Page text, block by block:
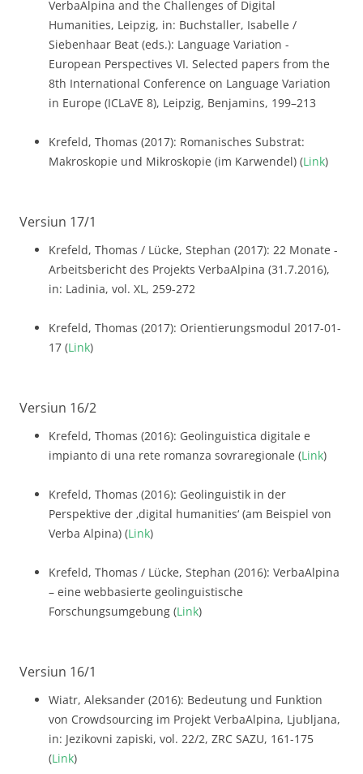
VerbaAlpina and the Challenges of Digital
Humanities, Leipzig, in: Buchstaller, Isabelle /
Siebenhaar Beat (eds.): Language Variation -
European Perspectives VI. Selected papers from the
8th International Conference on Language Variation
in Europe (ICLaVE 8), Leipzig, Benjamins, 199–213
Krefeld, Thomas (2017): Romanisches Substrat:
Makroskopie und Mikroskopie (im Karwendel) (Link)
Versiun 17/1
Krefeld, Thomas / Lücke, Stephan (2017): 22 Monate -
Arbeitsbericht des Projekts VerbaAlpina (31.7.2016),
in: Ladinia, vol. XL, 259-272
Krefeld, Thomas (2017): Orientierungsmodul 2017-01-
17 (Link)
Versiun 16/2
Krefeld, Thomas (2016): Geolinguistica digitale e
impianto di una rete romanza sovraregionale (Link)
Krefeld, Thomas (2016): Geolinguistik in der
Perspektive der ‚digital humanities‘ (am Beispiel von
Verba Alpina) (Link)
Krefeld, Thomas / Lücke, Stephan (2016): VerbaAlpina
– eine webbasierte geolinguistische
Forschungsumgebung (Link)
Versiun 16/1
Wiatr, Aleksander (2016): Bedeutung und Funktion
von Crowdsourcing im Projekt VerbaAlpina, Ljubljana,
in: Jezikovni zapiski, vol. 22/2, ZRC SAZU, 161-175
(Link)